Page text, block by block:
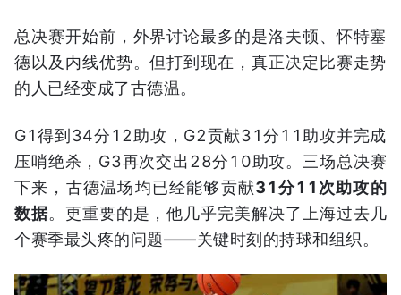
总决赛开始前，外界讨论最多的是洛夫顿、怀特塞
德以及内线优势。但打到现在，真正决定比赛走势
的人已经变成了古德温。
G1得到34分12助攻，G2贡献31分11助攻并完成
压哨绝杀，G3再次交出28分10助攻。三场总决赛
下来，古德温场均已经能够贡献31分11次助攻的
数据。更重要的是，他几乎完美解决了上海过去几
个赛季最头疼的问题——关键时刻的持球和组织。